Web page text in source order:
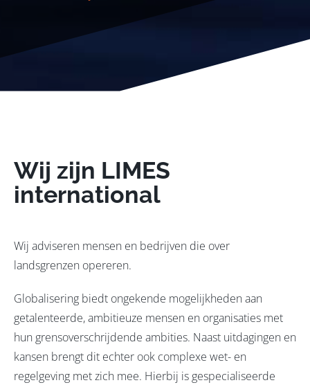
Wij zijn LIMES
international
Wij adviseren mensen en bedrijven die over
landsgrenzen opereren.
Globalisering biedt ongekende mogelijkheden aan
getalenteerde, ambitieuze mensen en organisaties met
hun grensoverschrijdende ambities. Naast uitdagingen en
kansen brengt dit echter ook complexe wet- en
regelgeving met zich mee. Hierbij is gespecialiseerde